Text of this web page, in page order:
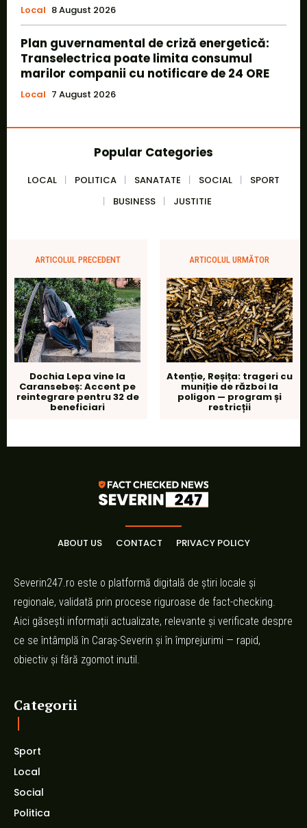
Local 8 August 2026
Plan guvernamental de criză energetică:
Transelectrica poate limita consumul
marilor companii cu notificare de 24 ORE
Local 7 August 2026
Popular Categories
LOCAL POLITICA SANATATE SOCIAL
SPORT
BUSINESS
JUSTITIE
ARTICOLUL PRECEDENT
Dochia Lepa vine la
Caransebeș: Accent pe
reintegrare pentru 32 de
beneficiari
ARTICOLUL URMĂTOR
Atenție, Reșița: trageri cu
muniție de război la
poligon — program și
restricții
ABOUT US CONTACT PRIVACY POLICY
Severin247.ro este o platformă digitală de știri locale și
regionale, validată prin procese riguroase de fact-checking.
Aici găsești informații actualizate, relevante și verificate despre
ce se întâmplă în Caraș-Severin și în împrejurimi — rapid,
obiectiv și fără zgomot inutil.
Categorii
Sport
Local
Social
Politica